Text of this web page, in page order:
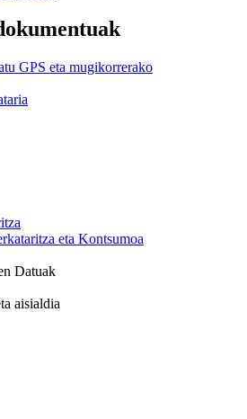
GPS eta mugikorrerako
eta Kontsumoa
Datuak
aisialdia